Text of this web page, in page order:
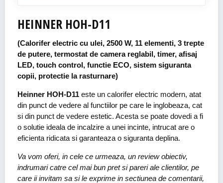
HEINNER HOH-D11
(Calorifer electric cu ulei, 2500 W, 11 elementi, 3 trepte
de putere, termostat de camera reglabil, timer, afisaj
LED, touch control, functie ECO, sistem siguranta
copii, protectie la rasturnare)
Heinner HOH-D11 este un calorifer electric modern, atat
din punct de vedere al functiilor pe care le inglobeaza, cat
si din punct de vedere estetic. Acesta se poate dovedi a fi
o solutie ideala de incalzire a unei incinte, intrucat are o
eficienta ridicata si garanteaza o siguranta deplina.
Va vom oferi, in cele ce urmeaza, un review obiectiv,
indrumari catre cel mai bun pret si pareri ale clientilor, pe
care ii invitam sa si le exprime in sectiunea de comentarii,